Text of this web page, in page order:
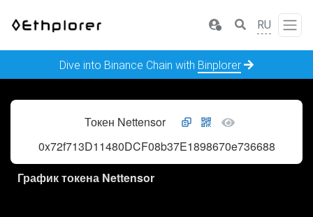
RU
Dive into Binance Chain with Binplorer
Токен Nettensor
0x72f713D11480DCF08b37E1898670e736688D218d
График токена Nettensor